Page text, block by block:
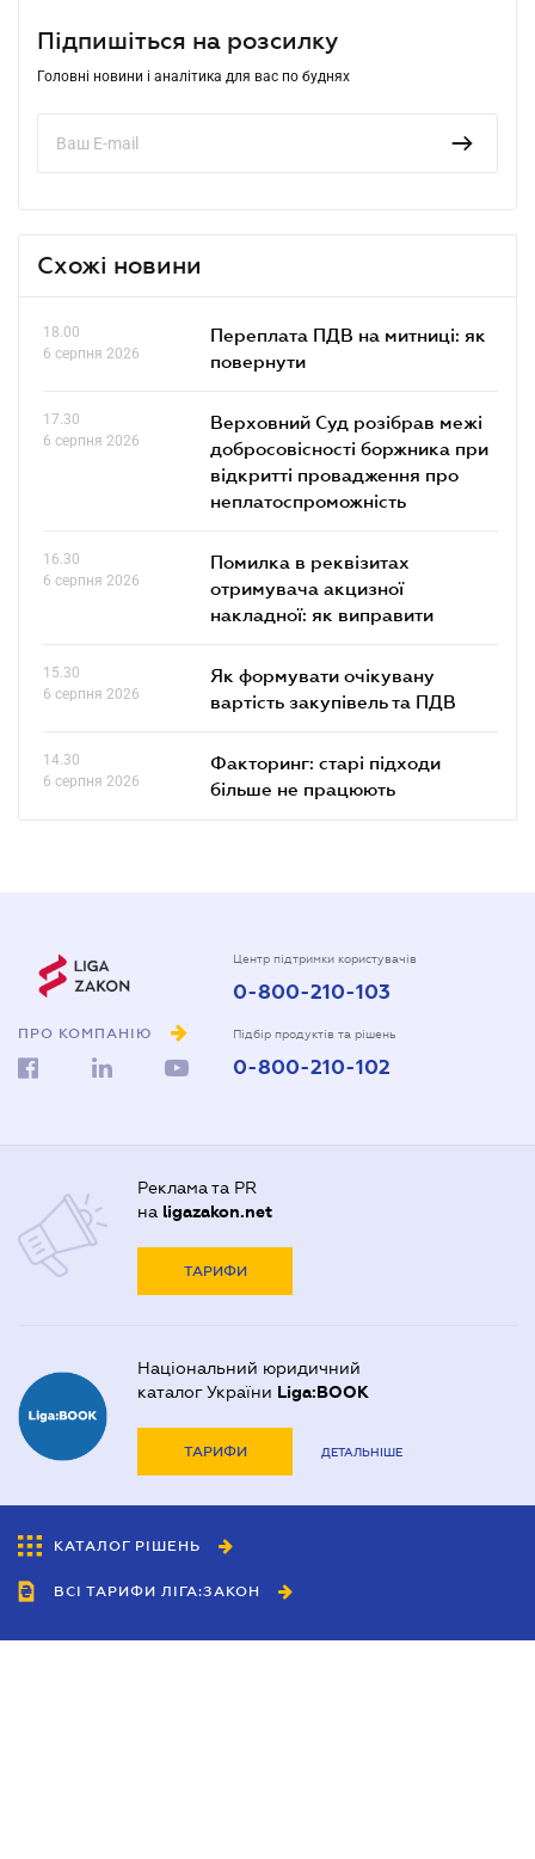
Підпишіться на розсилку
Головні новини і аналітика для вас по буднях
Схожі новини
18.00
6 серпня 2026
Переплата ПДВ на митниці: як
повернути
17.30
6 серпня 2026
Верховний Суд розібрав межі
добросовісності боржника при
відкритті провадження про
неплатоспроможність
16.30
6 серпня 2026
Помилка в реквізитах
отримувача акцизної
накладної: як виправити
15.30
6 серпня 2026
Як формувати очікувану
вартість закупівель та ПДВ
14.30
6 серпня 2026
Факторинг: старі підходи
більше не працюють
ПРО КОМПАНІЮ
Центр підтримки користувачів
0-800-210-103
Підбір продуктів та рішень
0-800-210-102
Реклама та PR
на ligazakon.net
ТАРИФИ
Національний юридичний
каталог України Liga:BOOK
ТАРИФИ ДЕТАЛЬНІШЕ
КАТАЛОГ РІШЕНЬ
ВСІ ТАРИФИ ЛІГА:ЗАКОН